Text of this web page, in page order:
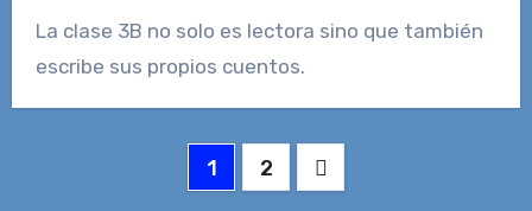
La clase 3B no solo es lectora sino que también
escribe sus propios cuentos.
Paginación1 2